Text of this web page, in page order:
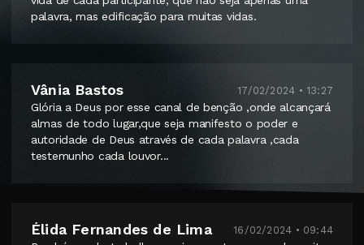
palavra, mas edificação para muitas vidas.
Vânia Bastos 17/02/2024 • 13:27
Glória a Deus por esse canal de benção ,onde alcançará
almas de todo lugar,que seja manifesto o poder e
autoridade de Deus através de cada palavra ,cada
testemunho cada louvor...
Élida Fernandes de Lima 16/02/2024 • 09:44